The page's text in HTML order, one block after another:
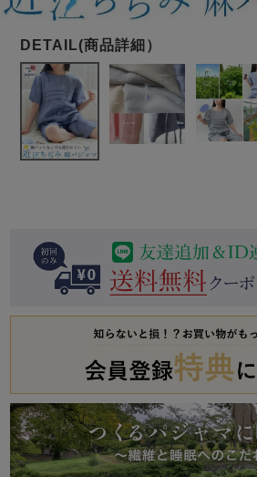
ガールズパジャ
ボーイズパジャ
売れ筋ランキング
売れ筋ランキング
- Item Ranking -
目的別でさがす一覧はこ
すべてのメン
ズ
パジャマ
か
ガールズ長袖 ガー